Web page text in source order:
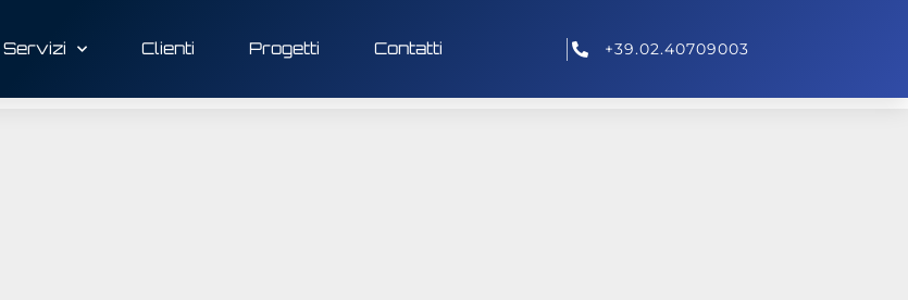
Servizi Clienti Progetti Contatti +39.02.40709003